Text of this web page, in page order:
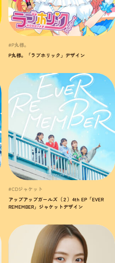
#P丸様。
P丸様。「ラブホリック」デザイン
#CDジャケット
アップアップガールズ（２）4th EP「EVER
REMEMBER」ジャケットデザイン